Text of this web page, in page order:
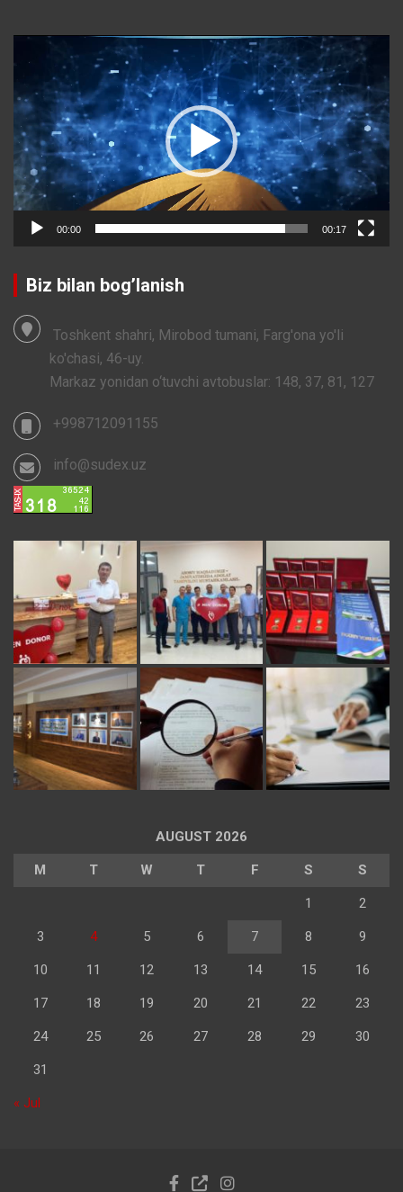
Video
Player
00:00 00:17
Biz bilan bog’lanish
Toshkent shahri, Mirobod tumani, Farg'ona yo'li
ko'chasi, 46-uy.
Markaz yonidan o‘tuvchi avtobuslar: 148, 37, 81, 127
+998712091155
info@sudex.uz
AUGUST 2026
M T W T F S S
1 2
3 4 5 6 7 8 9
10 11 12 13 14 15 16
17 18 19 20 21 22 23
24 25 26 27 28 29 30
31
« Jul